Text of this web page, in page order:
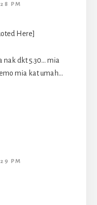
PM
Here]
nak dkt 5.30… mia
mia kat umah…
PM